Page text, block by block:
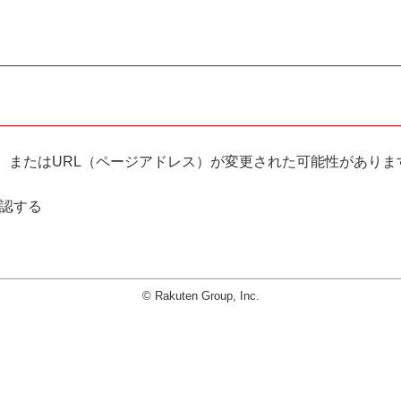
たはURL（ページアドレス）が変更された可能性がありま
する
© Rakuten Group, Inc.